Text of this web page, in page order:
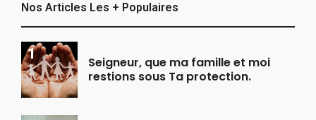
Nos Articles Les + Populaires
Seigneur, que ma famille et moi
restions sous Ta protection.